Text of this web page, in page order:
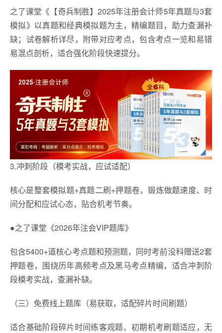
之了课堂《【奇兵制胜】2025年注册会计师5年真题与3套
模拟》以真题和经典模拟题为主，精编题目，助力查漏补
缺；试卷解析详尽，附带对应考点，包含考点一览和易错
易混点剖析，适合强化阶段快速提分。
3.冲刺阶段（模考实战，应试适配）
核心是整套模拟题+真题二刷+押题卷，锻炼做题速度、时
间分配和应试心态，贴合机考节奏。
●之了课堂《2026年注会VIP题库》
包含5400+道核心考点题和预测题，同时考前没科赠送2套
押题卷，围绕历年高频考点及黑马考点精编，适合冲刺阶
段模考实战，查漏补缺。
（三）免费线上题库（易获取，适配碎片时间刷题）
适合基础阶段碎片时间练客观题、初期机考刷题适应，无